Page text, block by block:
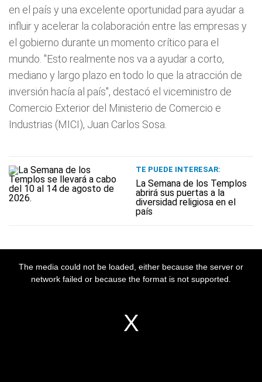
en el país y una excelente oportunidad para ayudar a
influir y acelerar la colaboración entre las empresas y
el gobierno durante un momento crítico para el
mundo. "Esto realmente nos va a ayudar a corto,
mediano y largo plazo en todo lo que la atracción de
inversión hacía al país", destacó el viceministro de
Comercio Exterior del Ministerio de Comercio e
Industrias (MICI), Juan Carlos Sosa.
TE PUEDE INTERESAR:
La Semana de los Templos
abrirá sus puertas a la
diversidad religiosa en el
país